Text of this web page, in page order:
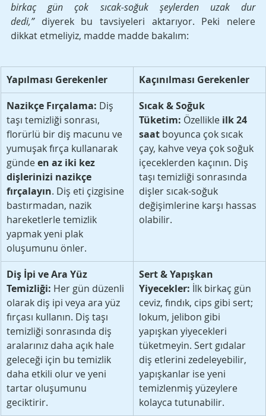
birkaç gün çok sıcak-soğuk şeylerden uzak dur
dedi,” diyerek bu tavsiyeleri aktarıyor. Peki nelere
dikkat etmeliyiz, madde madde bakalım:
Yapılması Gerekenler
Kaçınılması Gerekenler
Nazikçe Fırçalama: Diş
taşı temizliği sonrası,
florürlü bir diş macunu ve
yumuşak fırça kullanarak
günde en az iki kez
dişlerinizi nazikçe
fırçalayın. Diş eti çizgisine
bastırmadan, nazik
hareketlerle temizlik
yapmak yeni plak
oluşumunu önler.
Sıcak & Soğuk
Tüketim: Özellikle ilk 24
saat boyunca çok sıcak
çay, kahve veya çok soğuk
içeceklerden kaçının. Diş
taşı temizliği sonrasında
dişler sıcak-soğuk
değişimlerine karşı hassas
olabilir.
Diş İpi ve Ara Yüz
Temizliği: Her gün düzenli
olarak diş ipi veya ara yüz
fırçası kullanın. Diş taşı
temizliği sonrasında diş
aralarınız daha açık hale
geleceği için bu temizlik
daha etkili olur ve yeni
tartar oluşumunu
geciktirir.
Sert & Yapışkan
Yiyecekler: İlk birkaç gün
ceviz, fındık, cips gibi sert;
lokum, jelibon gibi
yapışkan yiyecekleri
tüketmeyin. Sert gıdalar
diş etlerini zedeleyebilir,
yapışkanlar ise yeni
temizlenmiş yüzeylere
kolayca tutunabilir.